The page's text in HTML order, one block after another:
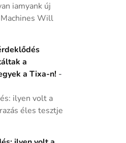
iamyank új
Will
a
a Tixa-n! -
ilyen volt a
éles tesztje